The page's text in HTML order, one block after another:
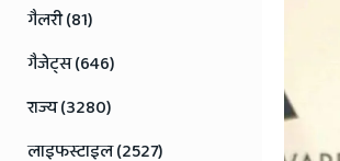
गैलरी (81)
गैजेट्स (646)
राज्य (3280)
लाइफस्टाइल (2527)